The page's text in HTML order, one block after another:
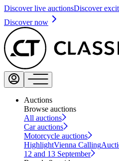
Discover live auctionsDiscover
Discover now
Auctions
Browse auctions
All auctions
Car auctions
Motorcycle auctions
HighlightVienna Calling
12 and 13 September